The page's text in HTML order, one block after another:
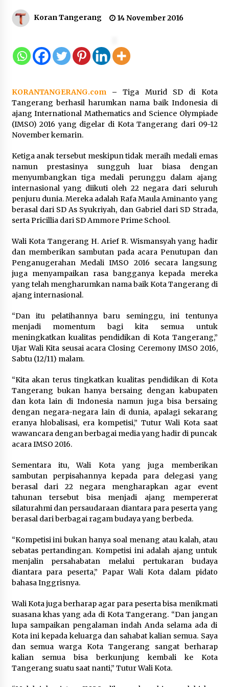
Kejari Kota Tangerang Bongkar
Korupsi Rp5,49 Miliar: Sewa Pesawat
6 Agustus 2026
Dukung Ekosistem Kendaraan
Listrik, Wapres Dorong Link and
Match Pendidikan–Industri
5 Agustus 2026
Marak Kecelakaan Kapal, Puan
Soroti Minimnya Faktor Keamanan
Transportasi Laut
5 Agustus 2026
Di Forum Internasional Majelis
Persaudaraan Manusia, Megawati
Soekarnoputri Tegaskan
Kepemimpinan Perempuan Bukan
Dominasi, Tapi Merawat Dan
Merangkul
Jokowi Tetap Disambut Hangat di
NTT, Ahmad Ali: Karya dan
Pengabdiannya Masih Dirasakan
Masyarakat
Respons Cepat Aduan Warga, Wali
Kota Serang Bantu Bedah Rumah
Roboh Korban Bencana, Salurkan
Bantuan Rp30 Juta
Wali Kota Serang Budi Rustandi
Berikan Penghargaan kepada
Pemenang Sayembara Logo HUT ke-
19 Kota Serang
5 Agustus 2026
Polres Cilegon Gelar Apel
Kesiapsiagaan Hadapi Ancaman
Kebakaran Akibat Fenomena El Niño
Koran Tangerang 14 November 2016
KORANTANGERANG.com–Tiga Murid SD di Kota
Tangerang berhasil harumkan nama baik Indonesia di
ajang International Mathematics and Science Olympiade
(IMSO) 2016 yang digelar di Kota Tangerang dari 09-12
November kemarin.
Ketiga anak tersebut meskipun tidak meraih medali emas
namun prestasinya sungguh luar biasa dengan
menyumbangkan tiga medali perunggu dalam ajang
internasional yang diikuti oleh 22 negara dari seluruh
penjuru dunia. Mereka adalah Rafa Maula Aminanto yang
berasal dari SD As Syukriyah, dan Gabriel dari SD Strada,
serta Pricillia dari SD Ammore Prime School.
Wali Kota Tangerang H. Arief R. Wismansyah yang hadir
dan memberikan sambutan pada acara Penutupan dan
Penganugerahan Medali IMSO 2016 secara langsung
juga menyampaikan rasa bangganya kepada mereka
yang telah mengharumkan nama baik Kota Tangerang di
ajang internasional.
“Dan itu pelatihannya baru seminggu, ini tentunya
menjadi momentum bagi kita semua untuk
meningkatkan kualitas pendidikan di Kota Tangerang,”
Ujar Wali Kita seusai acara Closing Ceremony IMSO 2016,
Sabtu (12/11) malam.
“Kita akan terus tingkatkan kualitas pendidikan di Kota
Tangerang bukan hanya bersaing dengan kabupaten
dan kota lain di Indonesia namun juga bisa bersaing
dengan negara-negara lain di dunia, apalagi sekarang
eranya hlobalisasi, era kompetisi,” Tutur Wali Kota saat
wawancara dengan berbagai media yang hadir di puncak
acara IMSO 2016.
Sementara itu, Wali Kota yang juga memberikan
sambutan perpisahannya kepada para delegasi yang
berasal dari 22 negara mengharapkan agar event
tahunan tersebut bisa menjadi ajang mempererat
silaturahmi dan persaudaraan diantara para peserta yang
berasal dari berbagai ragam budaya yang berbeda.
“Kompetisi ini bukan hanya soal menang atau kalah, atau
sebatas pertandingan. Kompetisi ini adalah ajang untuk
menjalin persahabatan melalui pertukaran budaya
diantara para peserta,” Papar Wali Kota dalam pidato
bahasa Inggrisnya.
Wali Kota juga berharap agar para peserta bisa menikmati
suasana khas yang ada di Kota Tangerang. “Dan jangan
lupa sampaikan pengalaman indah Anda selama ada di
Kota ini kepada keluarga dan sahabat kalian semua. Saya
dan semua warga Kota Tangerang sangat berharap
kalian semua bisa berkunjung kembali ke Kota
Tangerang suatu saat nanti,” Tutur Wali Kota.